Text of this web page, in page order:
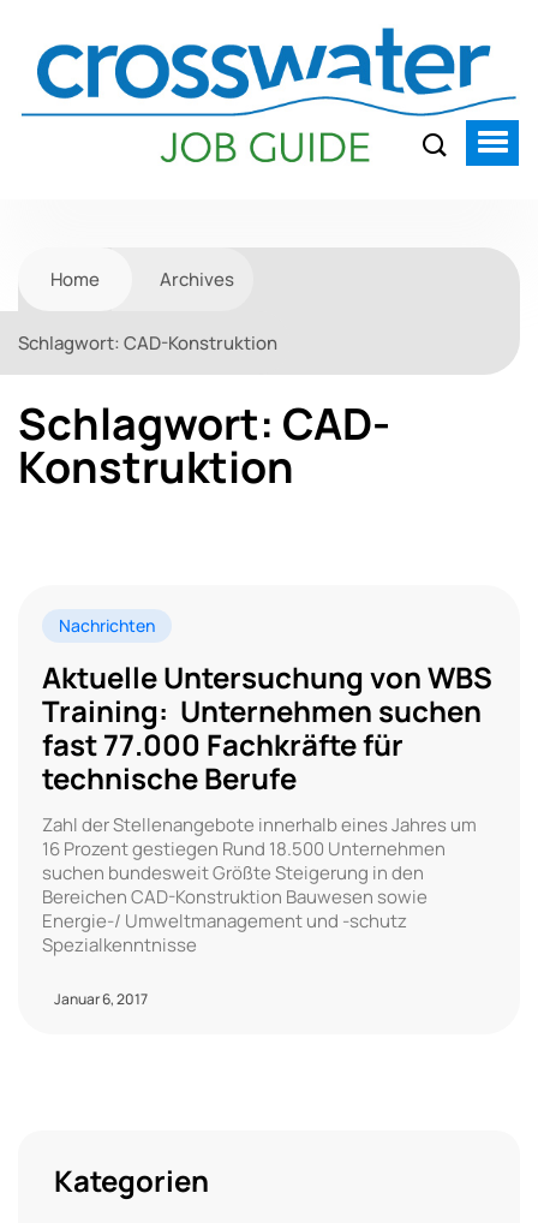
Home Archives
Schlagwort: CAD-Konstruktion
Schlagwort: CAD-
Konstruktion
Nachrichten
Aktuelle Untersuchung von WBS
Training: Unternehmen suchen
fast 77.000 Fachkräfte für
technische Berufe
Zahl der Stellenangebote innerhalb eines Jahres um
16 Prozent gestiegen Rund 18.500 Unternehmen
suchen bundesweit Größte Steigerung in den
Bereichen CAD-Konstruktion Bauwesen sowie
Energie-/ Umweltmanagement und -schutz
Spezialkenntnisse
Januar 6, 2017
Kategorien